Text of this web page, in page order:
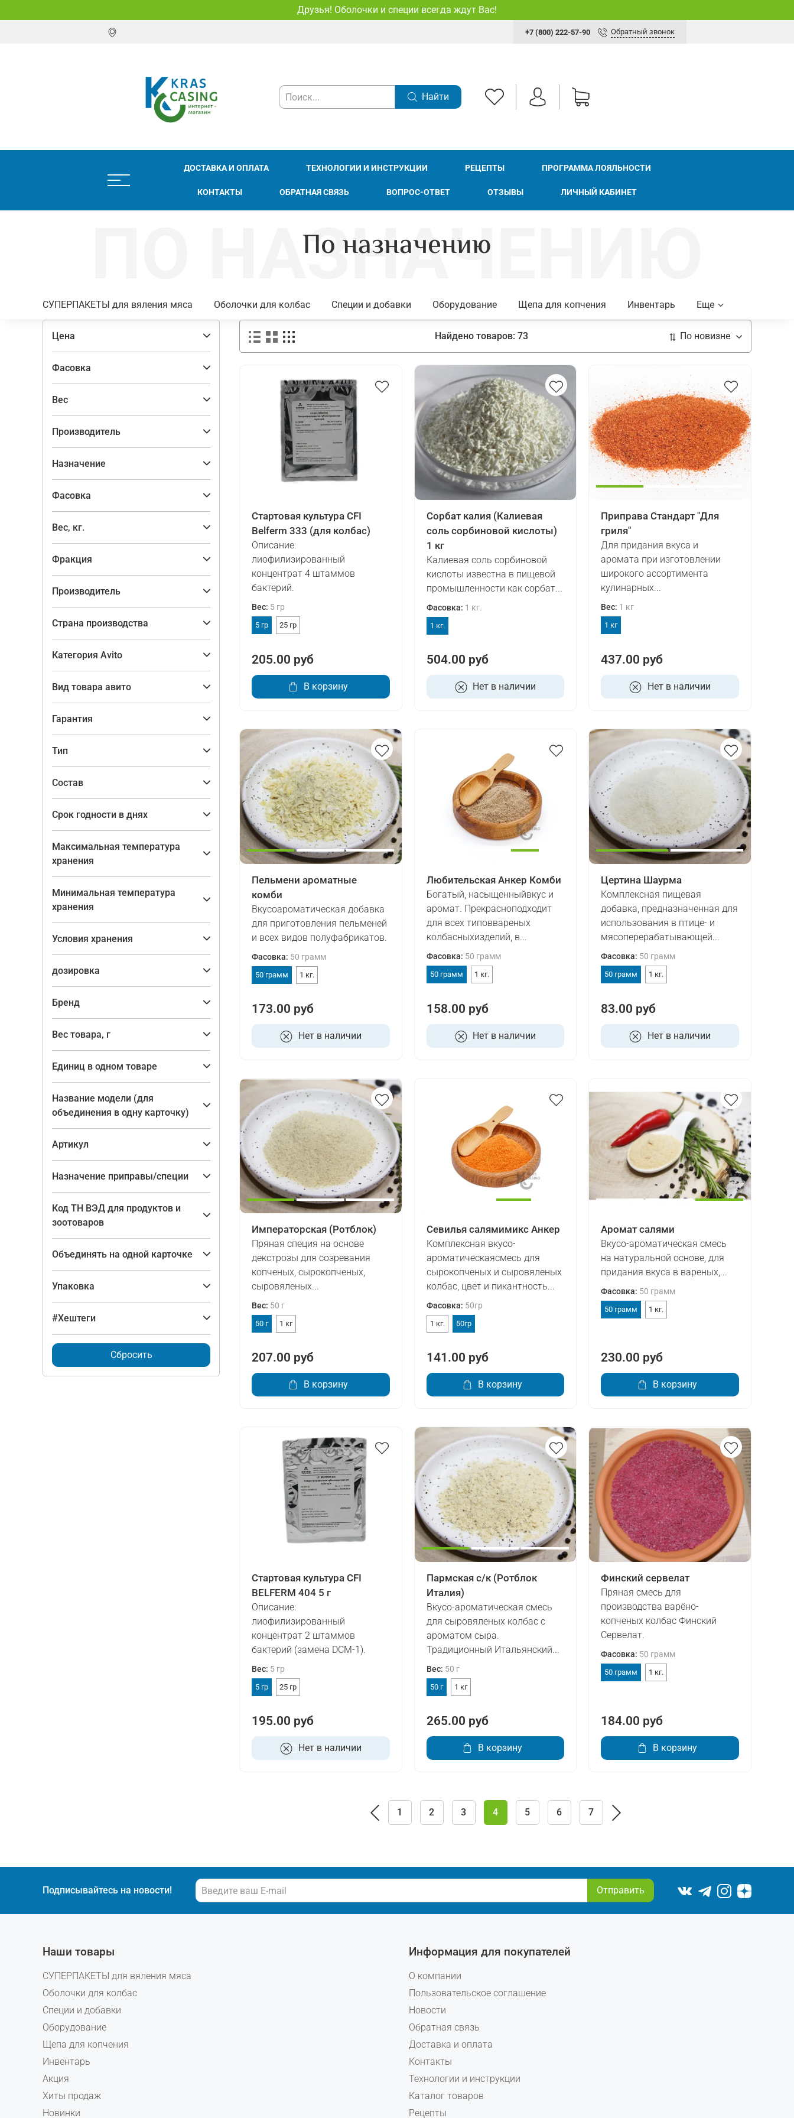
Друзья! Оболочки и специи всегда ждут Вас!
+7 (800) 222-57-90 Обратный звонок
Найти
ДОСТАВКА И ОПЛАТА ТЕХНОЛОГИИ И ИНСТРУКЦИИ РЕЦЕПТЫ ПРОГРАММА ЛОЯЛЬНОСТИ
КОНТАКТЫ ОБРАТНАЯ СВЯЗЬ ВОПРОС-ОТВЕТ ОТЗЫВЫ ЛИЧНЫЙ КАБИНЕТ
По назначению
СУПЕРПАКЕТЫ для вяления мяса Оболочки для колбас Специи и добавки Оборудование Щепа для копчения Инвентарь Еще
Найдено товаров: 73
Стартовая культура CFI
Belferm 333 (для колбас)
Описание:
лиофилизированный
концентрат 4 штаммов
бактерий.
Вес: 5 гр
5 гр 25 гр
205.00 руб
В корзину
Сорбат калия (Калиевая
соль сорбиновой кислоты)
1 кг
Калиевая соль сорбиновой
кислоты известна в пищевой
промышленности как сорбат...
Фасовка: 1 кг.
1 кг.
504.00 руб
Нет в наличии
В корзину
Приправа Стандарт "Для
гриля"
Для придания вкуса и
аромата при изготовлении
широкого ассортимента
кулинарных...
Вес: 1 кг
1 кг
437.00 руб
Нет в наличии
В корзину
Пельмени ароматные
комби
Вкусоароматическая добавка
для приготовления пельменей
и всех видов полуфабрикатов.
Фасовка: 50 грамм
50 грамм 1 кг.
173.00 руб
Нет в наличии
В корзину
Любительская Анкер Комби
Богатый, насыщенныйвкус и
аромат. Прекрасноподходит
для всех типоввареных
колбасныхизделий, в...
Фасовка: 50 грамм
50 грамм 1 кг.
158.00 руб
Нет в наличии
В корзину
Цертина Шаурма
Комплексная пищевая
добавка, предназначенная для
использования в птице- и
мясоперерабатывающей...
Фасовка: 50 грамм
50 грамм 1 кг.
83.00 руб
Нет в наличии
В корзину
Императорская (Ротблок)
Пряная специя на основе
декстрозы для созревания
копченых, сырокопченых,
сыровяленых...
Вес: 50 г
50 г 1 кг
207.00 руб
В корзину
Севилья салямимикс Анкер
Комплексная вкусо-
ароматическаясмесь для
сырокопченых и сыровяленых
колбас, цвет и пикантность...
Фасовка: 50гр
1 кг. 50гр
141.00 руб
В корзину
Аромат салями
Вкусо-ароматическая смесь
на натуральной основе, для
придания вкуса в вареных,...
Фасовка: 50 грамм
50 грамм 1 кг.
230.00 руб
В корзину
Стартовая культура CFI
BELFERM 404 5 г
Описание:
лиофилизированный
концентрат 2 штаммов
бактерий (замена DCM-1).
Вес: 5 гр
5 гр 25 гр
195.00 руб
Нет в наличии
В корзину
Пармская с/к (Ротблок
Италия)
Вкусо-ароматическая смесь
для сыровяленых колбас с
ароматом сыра.
Традиционный Итальянский...
Вес: 50 г
50 г 1 кг
265.00 руб
В корзину
Финский сервелат
Пряная смесь для
производства варёно-
копченых колбас Финский
Сервелат.
Фасовка: 50 грамм
50 грамм 1 кг.
184.00 руб
В корзину
1 2 3 4 5 6 7
Цена
Фасовка
Вес
Производитель
Назначение
Фасовка
Вес, кг.
Фракция
Производитель
Страна производства
Категория Avito
Вид товара авито
Гарантия
Тип
Состав
Срок годности в днях
Максимальная температура
хранения
Минимальная температура
хранения
Условия хранения
дозировка
Бренд
Вес товара, г
Единиц в одном товаре
Название модели (для
объединения в одну карточку)
Артикул
Назначение приправы/специи
Код ТН ВЭД для продуктов и
зоотоваров
Объединять на одной карточке
Упаковка
#Хештеги
Сбросить
Подписывайтесь на новости! Отправить
Наши товары
СУПЕРПАКЕТЫ для вяления мяса
Оболочки для колбас
Специи и добавки
Оборудование
Щепа для копчения
Инвентарь
Акция
Хиты продаж
Новинки
Информация для покупателей
О компании
Пользовательское соглашение
Новости
Обратная связь
Доставка и оплата
Контакты
Технологии и инструкции
Каталог товаров
Рецепты